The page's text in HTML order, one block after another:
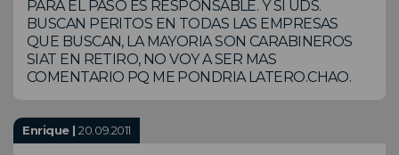
PARA EL PASO ES RESPONSABLE. Y SI UDS.
BUSCAN PERITOS EN TODAS LAS EMPRESAS
QUE BUSCAN, LA MAYORIA SON CARABINEROS
SIAT EN RETIRO, NO VOY A SER MAS
COMENTARIO PQ ME PONDRIA LATERO.CHAO.
Enrique |20.09.2011